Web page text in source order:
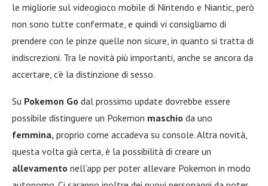
le migliorie sul videogioco mobile di Nintendo e Niantic, però
non sono tutte confermate, e quindi vi consigliamo di
prendere con le pinze quelle non sicure, in quanto si tratta di
indiscrezioni. Tra le novità più importanti, anche se ancora da
accertare, c’è la distinzione di sesso.
Su Pokemon Go dal prossimo update dovrebbe essere
possibile distinguere un Pokemon maschio da uno
femmina, proprio come accadeva su console. Altra novità,
questa volta già certa, è la possibilità di creare un
allevamento nell’app per poter allevare Pokemon in modo